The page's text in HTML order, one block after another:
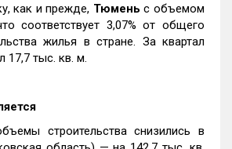
как и прежде, Тюмень с объемом
соответствует 3,07% от общего
жилья в стране. За квартал
17,7 тыс. кв. м.
строительства снизились в